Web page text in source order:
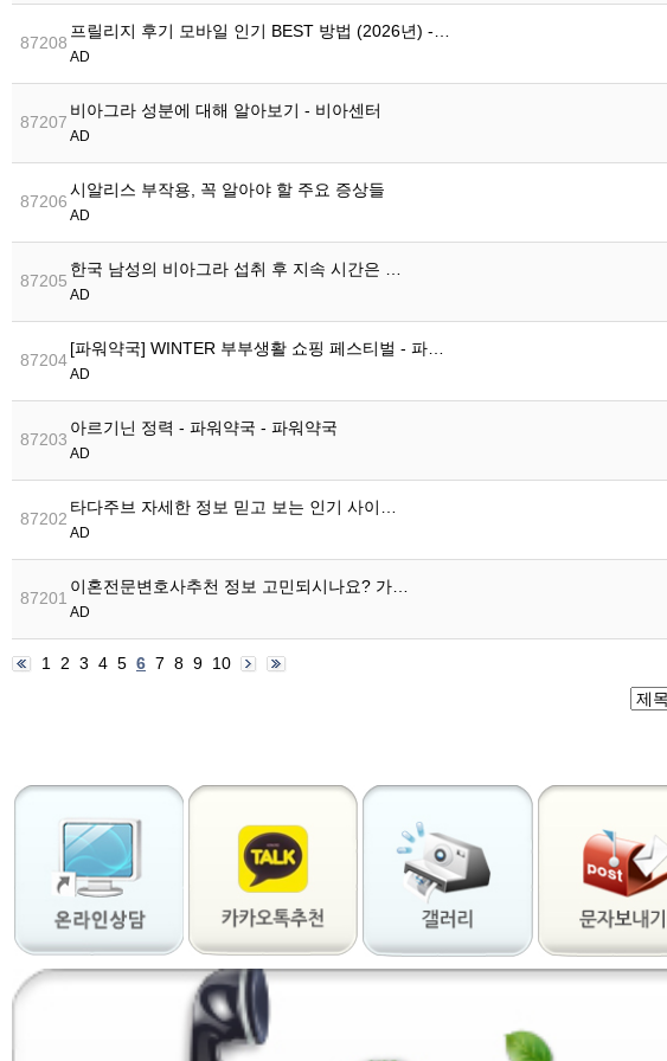
87208
프릴리지 후기 모바일 인기 BEST 방법 (2026년) -…
AD
87207
비아그라 성분에 대해 알아보기 - 비아센터
AD
87206
시알리스 부작용, 꼭 알아야 할 주요 증상들
AD
87205
한국 남성의 비아그라 섭취 후 지속 시간은 …
AD
87204
[파워약국] WINTER 부부생활 쇼핑 페스티벌 - 파…
AD
87203
아르기닌 정력 - 파워약국 - 파워약국
AD
87202
타다주브 자세한 정보 믿고 보는 인기 사이…
AD
87201
이혼전문변호사추천 정보 고민되시나요? 가…
AD
1 2 3 4 5 6 7 8 9 10
마
마
장